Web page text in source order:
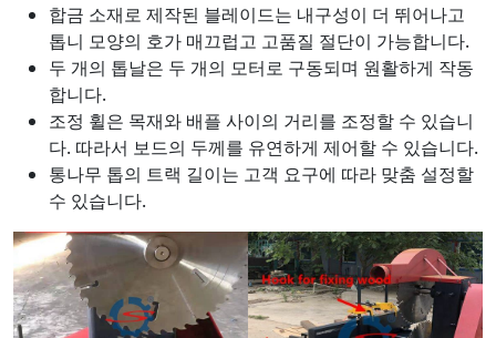
합금 소재로 제작된 블레이드는 내구성이 더 뛰어나고
톱니 모양의 호가 매끄럽고 고품질 절단이 가능합니다.
두 개의 톱날은 두 개의 모터로 구동되며 원활하게 작동
합니다.
조정 휠은 목재와 배플 사이의 거리를 조정할 수 있습니
다. 따라서 보드의 두께를 유연하게 제어할 수 있습니다.
통나무 톱의 ​​트랙 길이는 고객 요구에 따라 맞춤 설정할
수 있습니다.